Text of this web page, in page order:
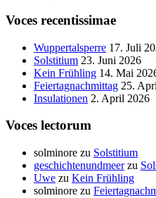
Voces recentissimae
Wuppertalsperre 17. Juli
Solstitium 23. Juni 2026
Kein Frühling 14. Mai
Feiertagnachmittag 25.
Insulationen 2. April 2026
Voces lectorum
solminore zu Solstitium
geschichtenundmeerzu
Uwe zu Kein Frühling
solminore zu